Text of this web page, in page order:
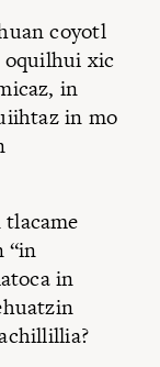
coyotl
xic
in
in mo
“in
in